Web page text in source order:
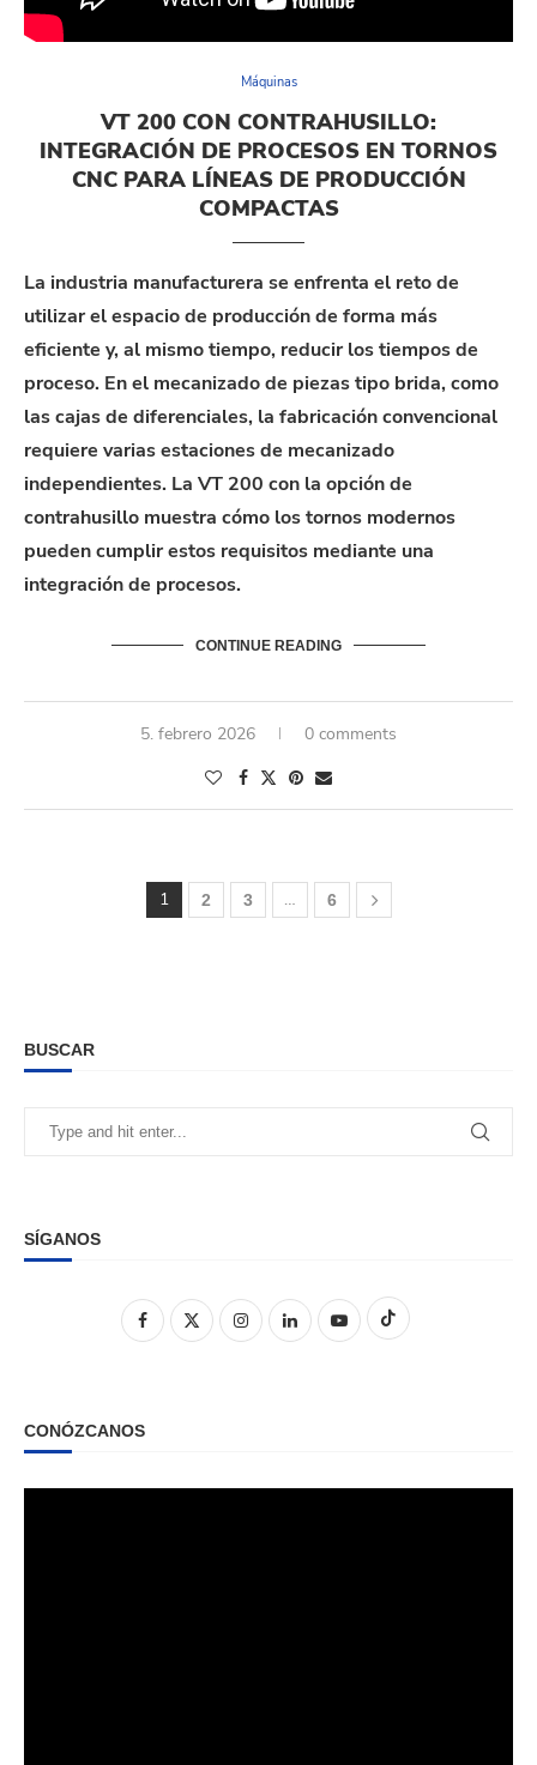
Máquinas
VT 200 CON CONTRAHUSILLO:
INTEGRACIÓN DE PROCESOS EN TORNOS
CNC PARA LÍNEAS DE PRODUCCIÓN
COMPACTAS
La industria manufacturera se enfrenta el reto de
utilizar el espacio de producción de forma más
eficiente y, al mismo tiempo, reducir los tiempos de
proceso. En el mecanizado de piezas tipo brida, como
las cajas de diferenciales, la fabricación convencional
requiere varias estaciones de mecanizado
independientes. La VT 200 con la opción de
contrahusillo muestra cómo los tornos modernos
pueden cumplir estos requisitos mediante una
integración de procesos.
CONTINUE READING
5. febrero 2026 0 comments
1 2 3 … 6
BUSCAR
SÍGANOS
CONÓZCANOS